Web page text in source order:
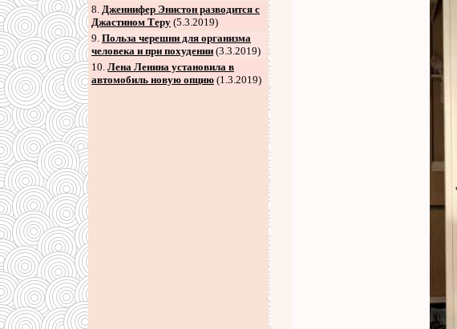
8. Дженнифер Энистон разводится с
Джастином Теру (5.3.2019)
9. Польза черешни для организма
человека и при похудении (3.3.2019)
10. Лена Ленина установила в
автомобиль новую опцию (1.3.2019)